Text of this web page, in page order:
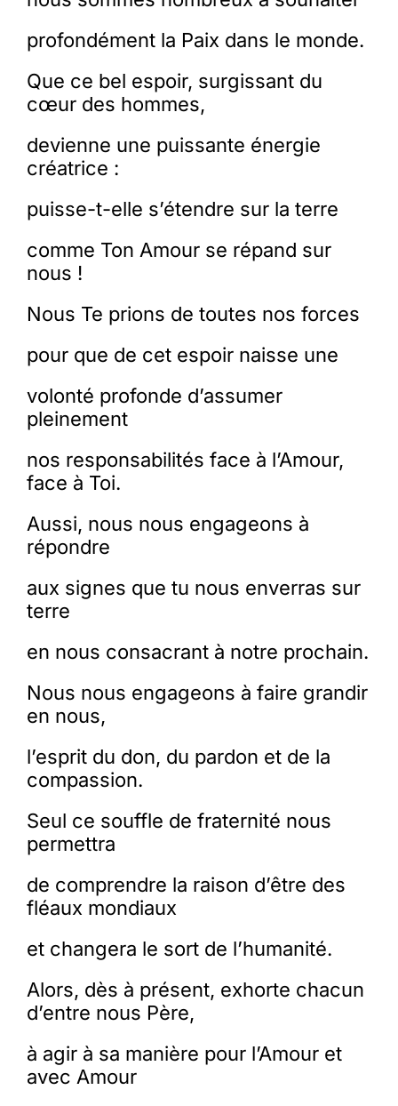
profondément la Paix dans le monde.
Que ce bel espoir, surgissant du
cœur des hommes,
devienne une puissante énergie
créatrice :
puisse-t-elle s’étendre sur la terre
comme Ton Amour se répand sur
nous !
Nous Te prions de toutes nos forces
pour que de cet espoir naisse une
volonté profonde d’assumer
pleinement
nos responsabilités face à l’Amour,
face à Toi.
Aussi, nous nous engageons à
répondre
aux signes que tu nous enverras sur
terre
en nous consacrant à notre prochain.
Nous nous engageons à faire grandir
en nous,
l’esprit du don, du pardon et de la
compassion.
Seul ce souffle de fraternité nous
permettra
de comprendre la raison d’être des
fléaux mondiaux
et changera le sort de l’humanité.
Alors, dès à présent, exhorte chacun
d’entre nous Père,
à agir à sa manière pour l’Amour et
avec Amour